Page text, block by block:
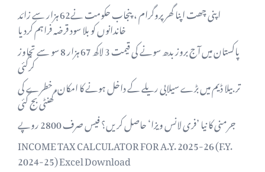
اپنی چھت اپنا گھر پروگرام ، پنجاب حکومت نے62 ہزار سے زائد
خاندانوں کو بلا سود قرضہ فراہم کردیا
پاکستان میں آج بروز بدھ سونے کی قیمت 3 لاکھ 67 ہزار 8 سو سے تجاوز
کرگئی
تربیلا ڈیم میں بڑے سیلابی ریلے کے داخل ہونے کا امکان، خطرے کی
گھنٹی بج گئی
جرمنی کا نیا ’فری لانس ویزا‘ حاصل کریں؟ فیس صرف 2800 روپے
INCOME TAX CALCULATOR FOR A.Y. 2025-26 (F.Y.
2024-25) Excel Download